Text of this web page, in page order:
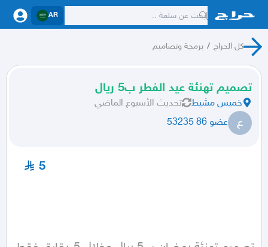
AR
كل الحراج / برمجة وتصاميم
تصميم تهنئة عيد الفطر ب5 ريال
خميس مشيط تحديث الأسبوع الماضي
ع عضو 86 53235
5